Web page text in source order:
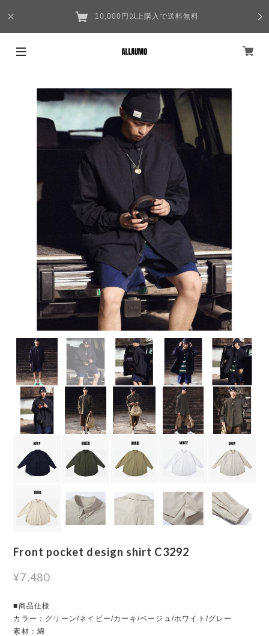
10,000円以上購入で送料無料
Front pocket design shirt C3292
¥7,480
■商品仕様
カラー：グリーン/ネイビー/カーキ/ベージュ/ホワイト/グレー
素材：綿